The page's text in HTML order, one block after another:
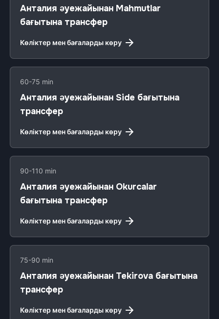
Анталия әуежайынан Mahmutlar
бағытына трансфер
Көліктер мен бағаларды көру
60-75 min
Анталия әуежайынан Side бағытына
трансфер
Көліктер мен бағаларды көру
90-110 min
Анталия әуежайынан Okurcalar
бағытына трансфер
Көліктер мен бағаларды көру
75-90 min
Анталия әуежайынан Tekirova бағытына
трансфер
Көліктер мен бағаларды көру